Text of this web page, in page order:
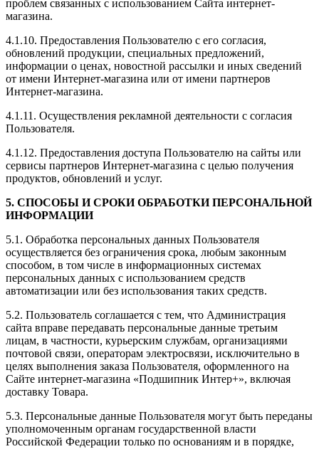
проблем связанных с использованием Сайта интернет-
магазина.
4.1.10. Предоставления Пользователю с его согласия,
обновлений продукции, специальных предложений,
информации о ценах, новостной рассылки и иных сведений
от имени Интернет-магазина или от имени партнеров
Интернет-магазина.
4.1.11. Осуществления рекламной деятельности с согласия
Пользователя.
4.1.12. Предоставления доступа Пользователю на сайты или
сервисы партнеров Интернет-магазина с целью получения
продуктов, обновлений и услуг.
5. СПОСОБЫ И СРОКИ ОБРАБОТКИ ПЕРСОНАЛЬНОЙ
ИНФОРМАЦИИ
5.1. Обработка персональных данных Пользователя
осуществляется без ограничения срока, любым законным
способом, в том числе в информационных системах
персональных данных с использованием средств
автоматизации или без использования таких средств.
5.2. Пользователь соглашается с тем, что Администрация
сайта вправе передавать персональные данные третьим
лицам, в частности, курьерским службам, организациями
почтовой связи, операторам электросвязи, исключительно в
целях выполнения заказа Пользователя, оформленного на
Сайте интернет-магазина «Подшипник Интер+», включая
доставку Товара.
5.3. Персональные данные Пользователя могут быть переданы
уполномоченным органам государственной власти
Российской Федерации только по основаниям и в порядке,